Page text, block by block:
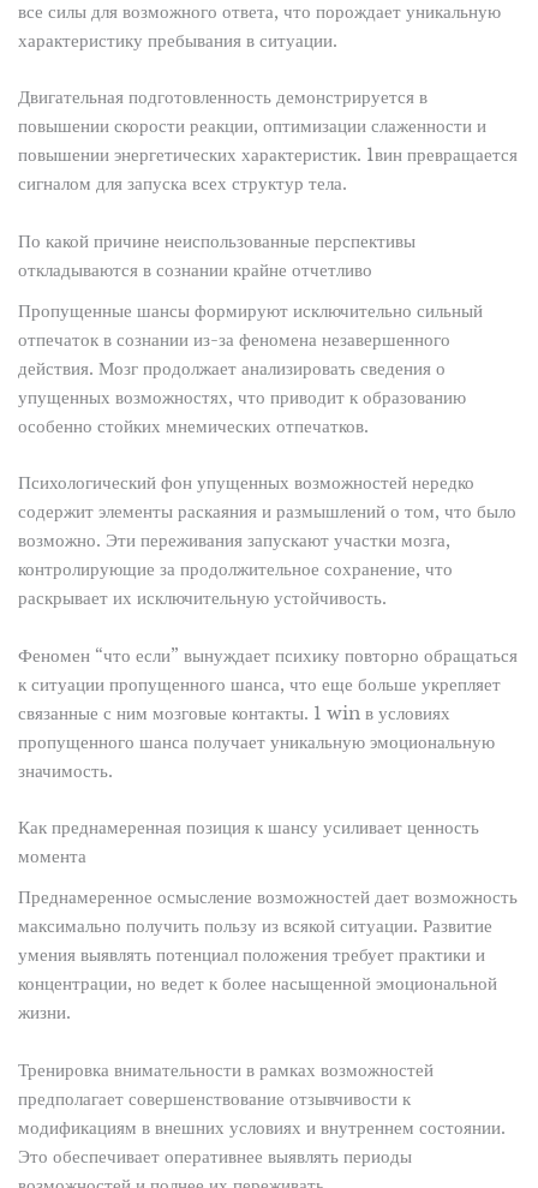
все силы для возможного ответа, что порождает уникальную
характеристику пребывания в ситуации.
Двигательная подготовленность демонстрируется в
повышении скорости реакции, оптимизации слаженности и
повышении энергетических характеристик. 1вин превращается
сигналом для запуска всех структур тела.
По какой причине неиспользованные перспективы
откладываются в сознании крайне отчетливо
Пропущенные шансы формируют исключительно сильный
отпечаток в сознании из-за феномена незавершенного
действия. Мозг продолжает анализировать сведения о
упущенных возможностях, что приводит к образованию
особенно стойких мнемических отпечатков.
Психологический фон упущенных возможностей нередко
содержит элементы раскаяния и размышлений о том, что было
возможно. Эти переживания запускают участки мозга,
контролирующие за продолжительное сохранение, что
раскрывает их исключительную устойчивость.
Феномен “что если” вынуждает психику повторно обращаться
к ситуации пропущенного шанса, что еще больше укрепляет
связанные с ним мозговые контакты. 1 win в условиях
пропущенного шанса получает уникальную эмоциональную
значимость.
Как преднамеренная позиция к шансу усиливает ценность
момента
Преднамеренное осмысление возможностей дает возможность
максимально получить пользу из всякой ситуации. Развитие
умения выявлять потенциал положения требует практики и
концентрации, но ведет к более насыщенной эмоциональной
жизни.
Тренировка внимательности в рамках возможностей
предполагает совершенствование отзывчивости к
модификациям в внешних условиях и внутреннем состоянии.
Это обеспечивает оперативнее выявлять периоды